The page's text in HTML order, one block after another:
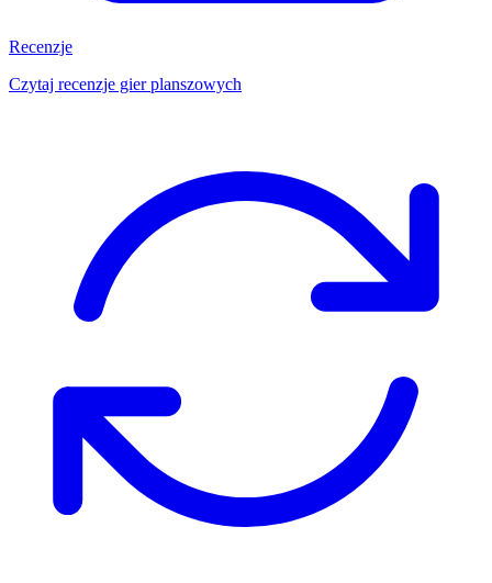
Recenzje
Czytaj recenzje gier planszowych